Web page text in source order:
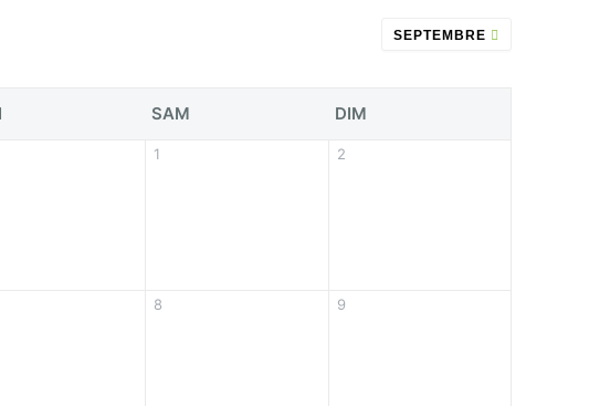
SEPTEMBRE
SAM DIM
1 2
8 9